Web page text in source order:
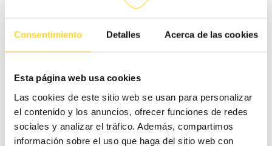
Consentimiento Detalles Acerca de las cookies
Esta página web usa cookies
Las cookies de este sitio web se usan para personalizar
el contenido y los anuncios, ofrecer funciones de redes
sociales y analizar el tráfico. Además, compartimos
información sobre el uso que haga del sitio web con